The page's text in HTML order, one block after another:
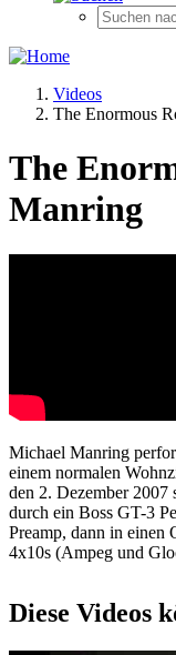
Videos
The Enormous
The
Manring
Michael Manring
einem normalen
den 2. Dezember 2007
durch ein Boss GT-3
Preamp, dann in
4x10s (Ampeg und
Diese Videos